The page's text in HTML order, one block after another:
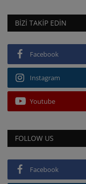
BIZI TAKIP EDIN
Facebook
Instagram
Youtube
FOLLOW US
Facebook